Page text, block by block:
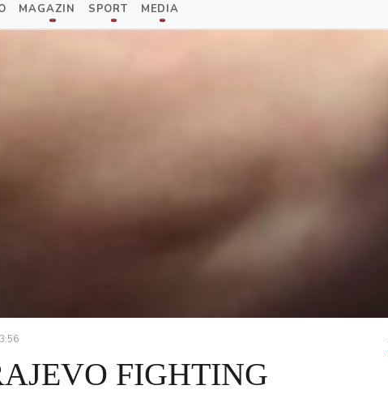
MAGAZIN SPORT MEDIA
FIGHTING